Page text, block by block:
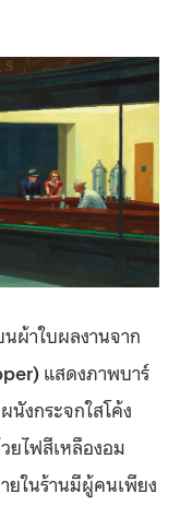
ผ้าใบผลงานจาก
แสดงภาพบาร์
งกระจกใสโค้ง
ยไฟสีเหลืองอม
ยในร้านมีผู้คนเพียง